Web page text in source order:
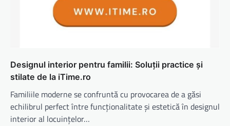
Designul interior pentru familii: Soluții practice și
stilate de la iTime.ro
Familiile moderne se confruntă cu provocarea de a găsi
echilibrul perfect între funcționalitate și estetică în designul
interior al locuințelor…